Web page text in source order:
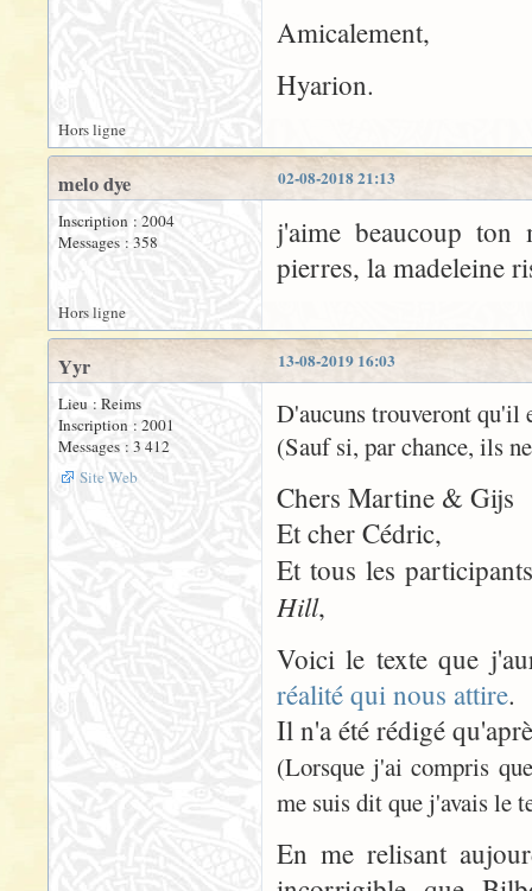
Amicalement,
Hyarion.
Hors ligne
02-08-2018 21:13
melo dye
Inscription : 2004
Messages : 358
j'aime beaucoup ton
pierres, la madeleine
Hors ligne
13-08-2019 16:03
Yyr
Lieu : Reims
Inscription : 2001
Messages : 3 412
Site Web
D'aucuns trouveront qu'il
(Sauf si, par chance, ils
Chers Martine & Gijs
Et cher Cédric,
Et tous les
Hill,
Voici le texte que
réalité qui nous attire.
Il n'a été rédigé
(Lorsque j'ai compris
me suis dit que j'avais le
En me relisant